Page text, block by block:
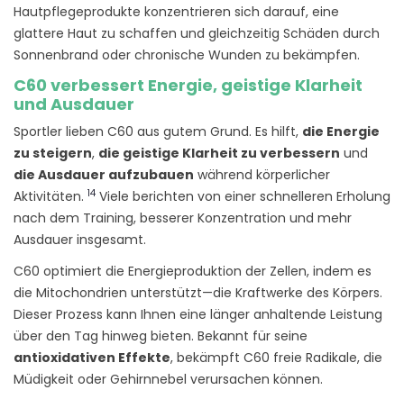
Hautpflegeprodukte konzentrieren sich darauf, eine
glattere Haut zu schaffen und gleichzeitig Schäden durch
Sonnenbrand oder chronische Wunden zu bekämpfen.
C60 verbessert Energie, geistige Klarheit
und Ausdauer
Sportler lieben C60 aus gutem Grund. Es hilft, die Energie
zu steigern, die geistige Klarheit zu verbessern und
die Ausdauer aufzubauen während körperlicher
Aktivitäten. 14 Viele berichten von einer schnelleren Erholung
nach dem Training, besserer Konzentration und mehr
Ausdauer insgesamt.
C60 optimiert die Energieproduktion der Zellen, indem es
die Mitochondrien unterstützt—die Kraftwerke des Körpers.
Dieser Prozess kann Ihnen eine länger anhaltende Leistung
über den Tag hinweg bieten. Bekannt für seine
antioxidativen Effekte, bekämpft C60 freie Radikale, die
Müdigkeit oder Gehirnnebel verursachen können.